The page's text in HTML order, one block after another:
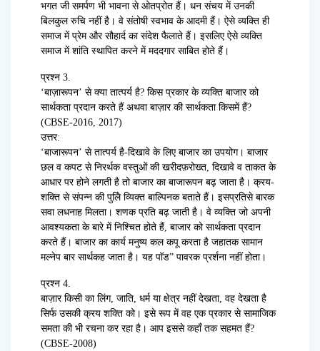
भगत जी समर्पण भी भावना से ओतप्रोत हैं। धन संचय में उनकी
बिलकुल रुचि नहीं है। वे संतोषी स्वभाव के आदमी हैं। ऐसे व्यक्ति ही
समाज में प्रेम और सौहार्द का संदेश फैलाते हैं। इसलिए ऐसे व्यक्ति
समाज में शांति स्थापित करने में मददगार साबित होते हैं।
प्रश्न 3.
‘बाज़ारूपन’ से क्या तात्पर्य है? किस प्रकार के व्यक्ति बाजार को
सार्थकता प्रदान करते हैं अथवा बाज़ार की सार्थकता किसमें हैं?
(CBSE-2016, 2017)
उत्तर:
‘बाजारूपन’ से तात्पर्य है-दिखावे के लिए बाजार का उपयोग। बाजार
छल व कपट से निरर्थक वस्तुओं की खरीदफ़रोख्त, दिखावे व ताकत के
आधार पर होने लगती है तो बाजार का बाजारूपन बढ़ जाता है। क्रय-
शक्ति से संपन्न की पुलेि व्यिक्त बाल्पिनक बताते हैं। इसप्रतिसे बारक
सवा लधनाह मिलता। शणक प्रति बढ़ जाती है। वे व्यक्ति जो अपनी
आवश्यकता के बारे में निश्चित होते हैं, बाजार को सार्थकता प्रदान
करते हैं। बाजार का कार्य मनुष्य कल कपू करता है जहातक सामान
मल्नेप बार सार्थकह जाता है। यह पॉड” पावरक प्रर्शना नहीं होता।
प्रश्न 4.
बाज़ार किसी का लिंग, जाति, धर्म या क्षेत्र नहीं देखता, वह देखता है
सिर्फ उसकी क्रय शक्ति को। इसे रूप में वह एक प्रकार से सामाजिक
समता की भी रचना कर रहा है। आप इससे कहाँ तक सहमत हैं?
(CBSE-2008)